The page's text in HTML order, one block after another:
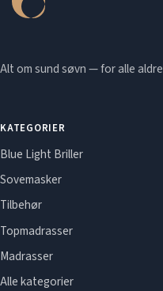
Alt om sund søvn — for alle aldre
KATEGORIER
Blue Light Briller
Sovemasker
Tilbehør
Topmadrasser
Madrasser
Alle kategorier